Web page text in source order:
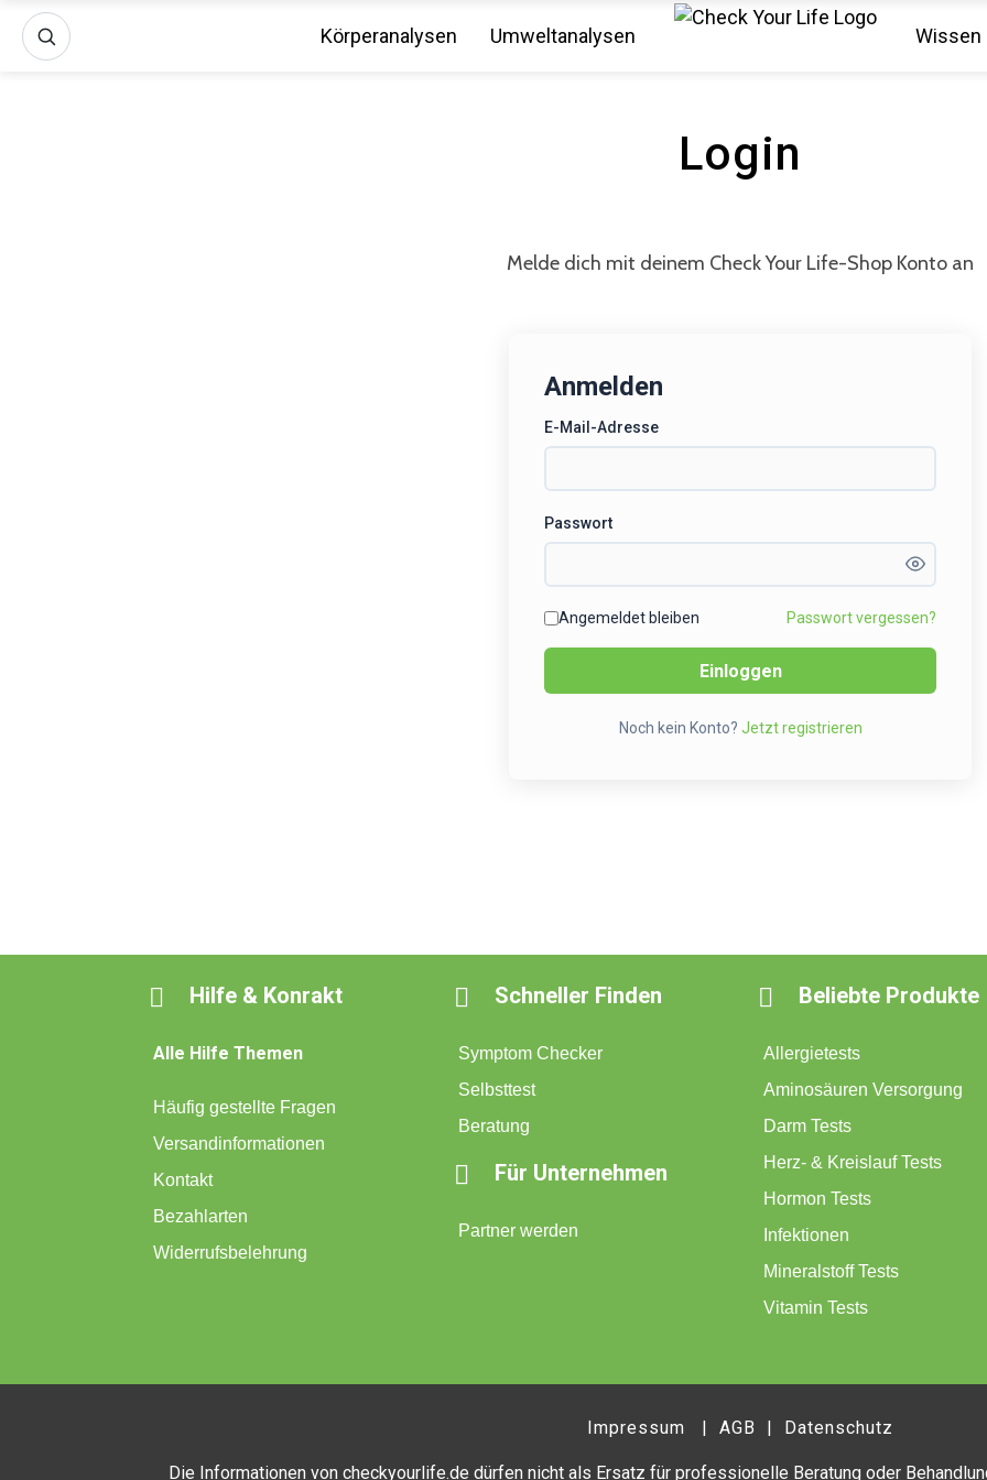
Körperanalysen Umweltanalysen Wissen
Login
Melde dich mit deinem Check Your Life-Shop Konto an
Anmelden
E-Mail-Adresse
Passwort
Angemeldet bleiben Passwort vergessen?
Einloggen
Noch kein Konto? Jetzt registrieren
 Hilfe & Konrakt
Alle Hilfe Themen
Häufig gestellte Fragen
Versandinformationen
Kontakt
Bezahlarten
Widerrufsbelehrung
 Schneller Finden
Symptom Checker
Selbsttest
Beratung
 Für Unternehmen
Partner werden
 Beliebte Produkte
Allergietests
Aminosäuren Versorgung
Darm Tests
Herz- & Kreislauf Tests
Hormon Tests
Infektionen
Mineralstoff Tests
Vitamin Tests
Impressum AGB Datenschutz
Die Informationen von checkyourlife.de dürfen nicht als Ersatz für professionelle Beratung oder